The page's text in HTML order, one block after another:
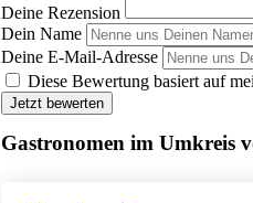
Deine Rezension
Dein Name
Deine E-Mail-Adresse
Diese Bewertung basiert auf
Jetzt bewerten
Gastronomen im Umkreis